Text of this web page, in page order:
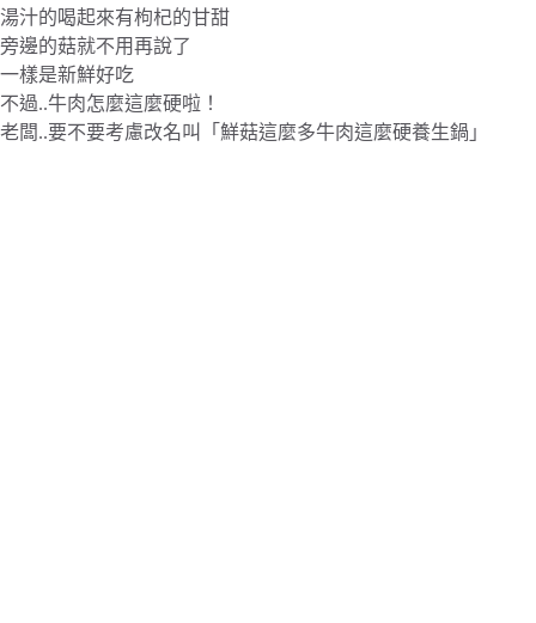
湯汁的喝起來有枸杞的甘甜
旁邊的菇就不用再說了
一樣是新鮮好吃
不過..牛肉怎麼這麼硬啦！
老闆..要不要考慮改名叫「鮮菇這麼多牛肉這麼硬養生鍋」